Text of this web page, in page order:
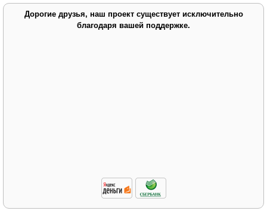
Дорогие друзья, наш проект существует исключительно
благодаря вашей поддержке.